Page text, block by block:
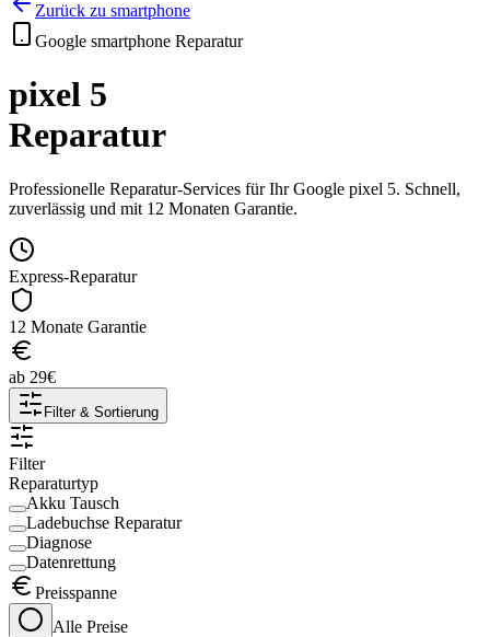
Zurück zu smartphone
Google smartphone Reparatur
pixel 5
Reparatur
Professionelle Reparatur-Services für IhrGoogle pixel 5. Schnell,
zuverlässig und mit 12 Monaten Garantie.
Express-Reparatur
12 Monate Garantie
ab 29€
Filter & Sortierung
Filter
Reparaturtyp
Akku Tausch
Ladebuchse Reparatur
Diagnose
Datenrettung
Preisspanne
Alle Preise